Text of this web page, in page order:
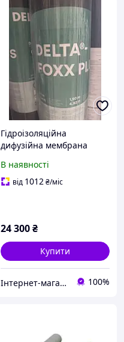
Гідроізоляційна
дифузійна мембрана
В наявності
від 1012₴/міс
24 300₴
Купити
Інтернет-магазин "PL-BUD" 100%